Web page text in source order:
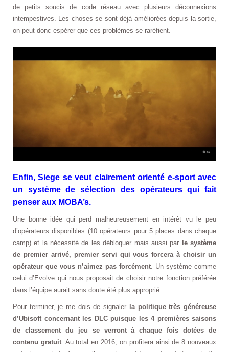
de petits soucis de code réseau avec plusieurs déconnexions
intempestives. Les choses se sont déjà améliorées depuis la sortie,
on peut donc espérer que ces problèmes se raréfient.
Enfin, Siege se veut clairement orienté e-sport avec
un système de sélection des opérateurs qui fait
penser aux MOBA’s.
Une bonne idée qui perd malheureusement en intérêt vu le peu
d’opérateurs disponibles (10 opérateurs pour 5 places dans chaque
camp) et la nécessité de les débloquer mais aussi par le système
de premier arrivé, premier servi qui vous forcera à choisir un
opérateur que vous n’aimez pas forcément . Un système comme
celui d’Evolve qui nous proposait de choisir notre fonction préférée
dans l’équipe aurait sans doute été plus approprié.
Pour terminer, je me dois de signaler la politique très généreuse
d’Ubisoft concernant les DLC puisque les 4 premières saisons
de classement du jeu se verront à chaque fois dotées de
contenu gratuit. Au total en 2016, on profitera ainsi de 8 nouveaux